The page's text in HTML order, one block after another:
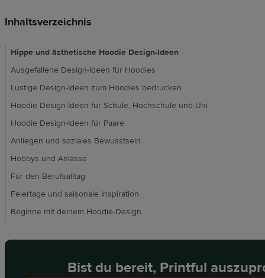
Inhaltsverzeichnis
Hippe und ästhetische Hoodie Design-Ideen
Ausgefallene Design-Ideen für Hoodies
Lustige Design-Ideen zum Hoodies bedrucken
Hoodie Design-Ideen für Schule, Hochschule und Uni
Hoodie Design-Ideen für Paare
Anliegen und soziales Bewusstsein
Hobbys und Anlässe
Für den Berufsalltag
Feiertage und saisonale Inspiration
Beginne mit deinem Hoodie-Design
Bist du bereit, Printful